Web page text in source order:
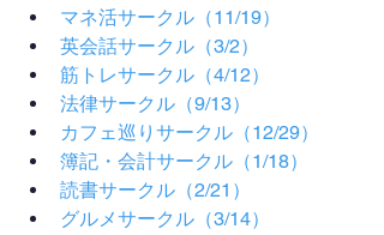
マネ活サークル（11/19）
英会話サークル（3/2）
筋トレサークル（4/12）
法律サークル（9/13）
カフェ巡りサークル（12/29）
簿記・会計サークル（1/18）
読書サークル（2/21）
グルメサークル（3/14）